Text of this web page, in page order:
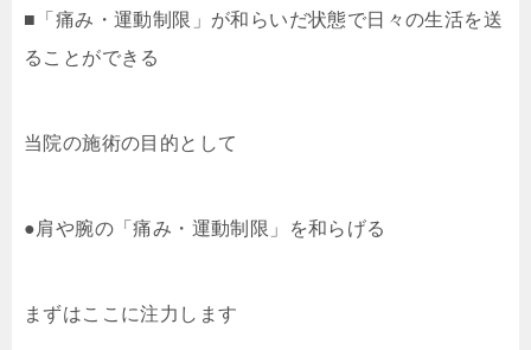
■「痛み・運動制限」が和らいだ状態で日々の生活を送
ることができる
当院の施術の目的として
●肩や腕の「痛み・運動制限」を和らげる
まずはここに注力します